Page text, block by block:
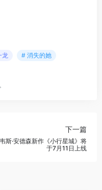
龙 # 消失的她
下一篇
韦斯·安德森新作《小行星城》将
于7月11日上线